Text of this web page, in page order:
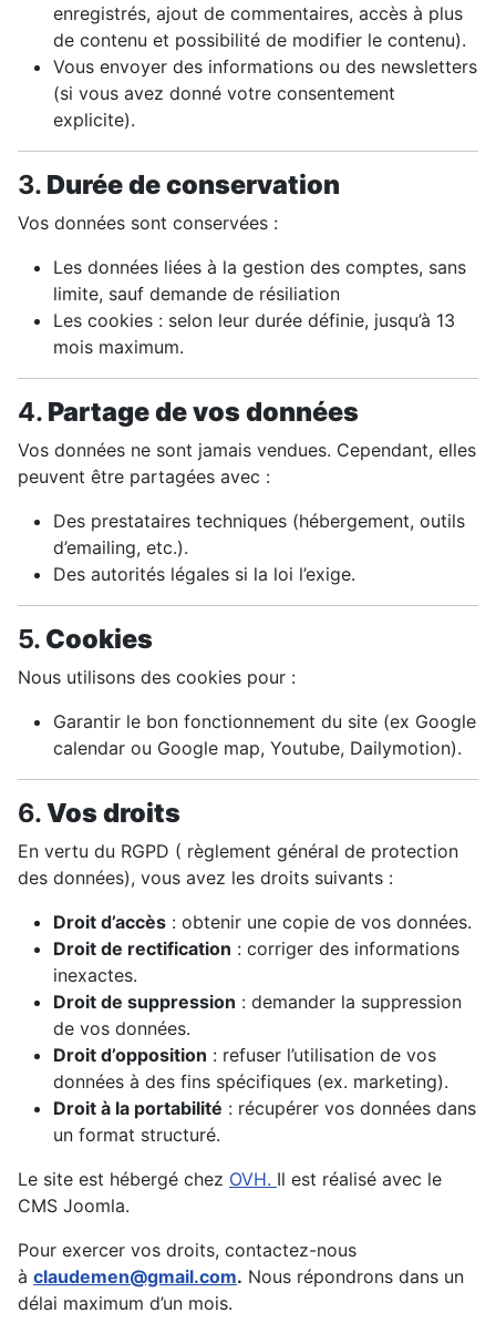
enregistrés, ajout de commentaires, accès à plus
de contenu et possibilité de modifier le contenu).
Vous envoyer des informations ou des newsletters
(si vous avez donné votre consentement
explicite).
3. Durée de conservation
Vos données sont conservées :
Les données liées à la gestion des comptes, sans
limite, sauf demande de résiliation
Les cookies : selon leur durée définie, jusqu’à 13
mois maximum.
4. Partage de vos données
Vos données ne sont jamais vendues. Cependant, elles
peuvent être partagées avec :
Des prestataires techniques (hébergement, outils
d’emailing, etc.).
Des autorités légales si la loi l’exige.
5. Cookies
Nous utilisons des cookies pour :
Garantir le bon fonctionnement du site (ex Google
calendar ou Google map, Youtube, Dailymotion).
6.Vos droits
En vertu du RGPD ( règlement général de protection
des données), vous avez les droits suivants :
Droit d’accès : obtenir une copie de vos données.
Droit de rectification : corriger des informations
inexactes.
Droit de suppression : demander la suppression
de vos données.
Droit d’opposition : refuser l’utilisation de vos
données à des fins spécifiques (ex. marketing).
Droit à la portabilité : récupérer vos données dans
un format structuré.
Le site est hébergé chez OVH. Il est réalisé avec le
CMS Joomla.
Pour exercer vos droits, contactez-nous
à claudemen@gmail.com. Nous répondrons dans un
délai maximum d’un mois.